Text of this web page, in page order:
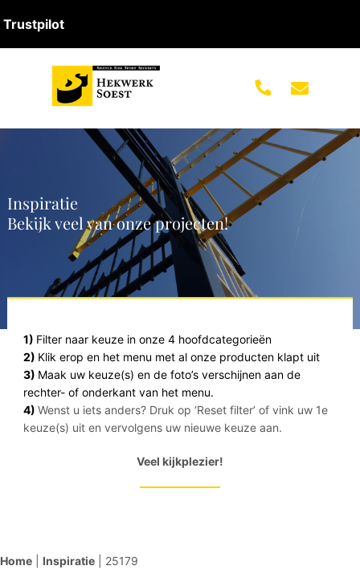
Trustpilot
Inspiratie
Bekijk veel van onze projecten!
1) Filter naar keuze in onze 4 hoofdcategorieën
2) Klik erop en het menu met al onze producten klapt uit
3) Maak uw keuze(s) en de foto’s verschijnen aan de
rechter- of onderkant van het menu.
4) Wenst u iets anders? Druk op ‘Reset filter’ of vink uw 1e
keuze(s) uit en vervolgens uw nieuwe keuze aan.
Veel kijkplezier!
Home Inspiratie 25179